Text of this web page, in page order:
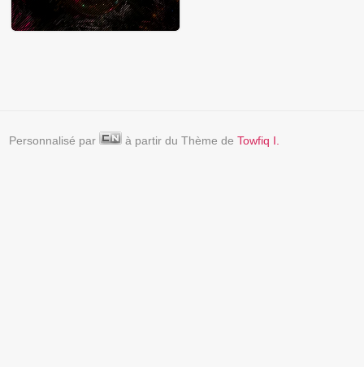
Personnalisé par à partir du Thème deTowfiq I.